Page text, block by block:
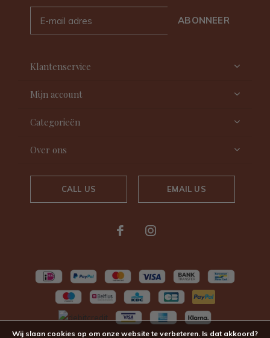
ABONNEER
Klantenservice
Mijn account
Categorieën
Over ons
CALL US EMAIL US
Wij slaan cookies op om onze website te verbeteren. Is dat akkoord?